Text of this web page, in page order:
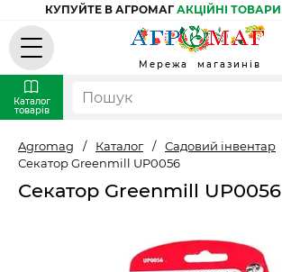
КУПУЙТЕ В АГРОМАГ АКЦІЙНІ ТОВАРИ
Мережа магазинів
Каталог
товарів
Agromag / Каталог / Садовий інвентар
Секатор Greenmill UP0056
Секатор Greenmill UP0056